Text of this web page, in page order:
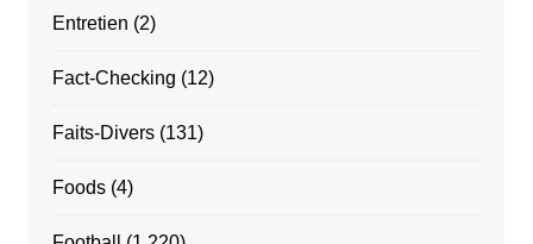
Entretien (2)
Fact-Checking (12)
Faits-Divers(131)
Foods(4)